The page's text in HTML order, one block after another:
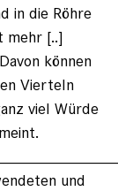
in die Röhre
mehr [..]
können
Vierteln
viel Würde
und